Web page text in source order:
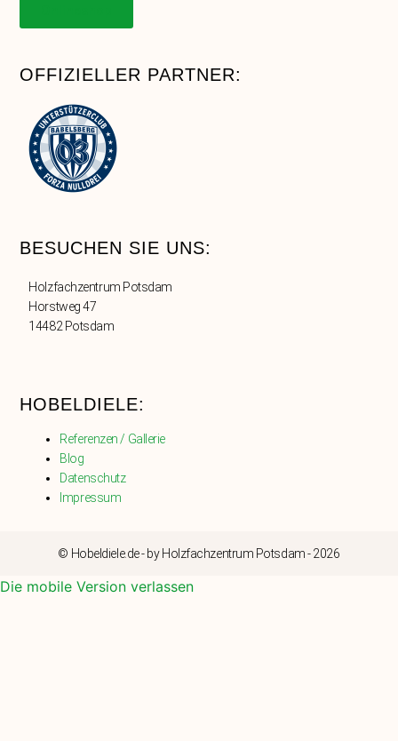
OFFIZIELLER PARTNER:
BESUCHEN SIE UNS:
Holzfachzentrum Potsdam
Horstweg 47
14482 Potsdam
HOBELDIELE:
Referenzen / Gallerie
Blog
Datenschutz
Impressum
© Hobeldiele.de - by Holzfachzentrum Potsdam - 2026
Die mobile Version verlassen